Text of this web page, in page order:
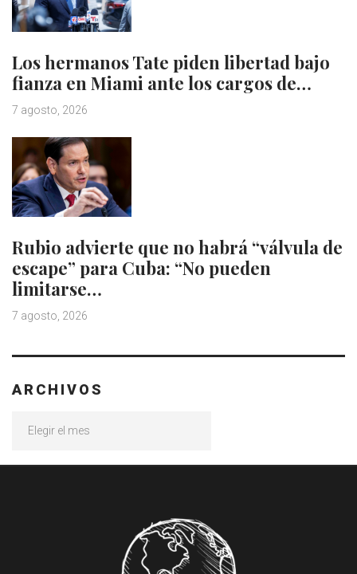
Los hermanos Tate piden libertad bajo
fianza en Miami ante los cargos de…
7 agosto, 2026
Rubio advierte que no habrá “válvula de
escape” para Cuba: “No pueden
limitarse…
7 agosto, 2026
ARCHIVOS